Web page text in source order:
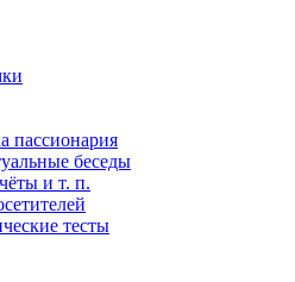
пассионария
беседы
и т. п.
тесты